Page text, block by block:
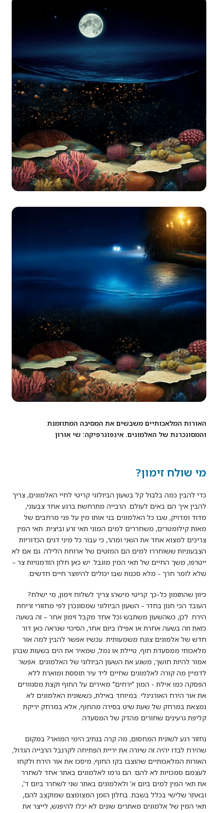
האורות המלאכותיים משבשים את המסיבה המתוזמנת
והמסונכרנת של האלמוגים. אינפוגרפיקה: שי אורון
מי שולח זימון?
כדי להבין כמה בלבול קל בשעון הביולוגי קריטי לחיי האלמוגים, צריך
להבין איך הם באים לעולם. הרבייה מתרחשת ברגע אחד צבעוני,
מדוד ומדויק, שבו כל האלמוגים בני אותו מין על פני מרחבים של
מאות קילומטרים, משחררים למים המוני תאי זרע וביצית. תאי המין
צריכים למצוא אחד את השני ומהר, כי עבור כל מיני דגים הכדוריות
הצבעוניות ששוחררו למים הם המזטים של ארוחת הלילה. גם אם לא
ייטרפו, משך החיים של תאי המין מוגבל. יש כאן חלון הזדמנויות צר –
שלא לומר חרך - מלא סכנות שבו יכולים להיווצר חיים חדשים.
כיוון שהתזמון כל-כך קריטי מישהו צריך לשלוח זימון, מי ישלח?
העובד הכי חנון בחדר - השעון הביולוגי שמסונכרן לפי מחזורי זריחת
הירח. לכן, כשהשעון משתבש וכל אחד מקבל זימון אחר – זה בשעה
כזאת וזה בשעה אחרת או אפילו ביום אחר, הסיכוי שנראה כאן דור
חדש של אלמוגים צונח משמעותית. עכשיו אפשר להבין למה אור
מלאכותי ממסעדת חוף, טיילת או נמל, שמאיר את הים בשעות שבהן
אמור להיות חושך, משגע את השעון הביולוגי של האלמוגים. אפשר
לדמיין מה קורה לאלמוגים שחיים ליד עיר תוססת ומוארת ללא
הפסקה כמו אילת - המון "ירחים" מאירים על החוף וקצת מסנוורים
את אור הירח האורגינלי. במיוחד באילת, כששונית האלמוגים לא
נמצאת במרחק של שעת שיט בסירה מהחוף, אלא במרחק יריקת
קליפת גרעינים שחורים מהדק של המסעדה.
נחזור רגע לשונית המחסום, מה קרה בנתיב הימי המואר? במקום
שהירח לבדו יהיה זה שיורה את יריית הפתיחה לקרנבל הרבייה הגדול,
האורות המלאכותיים שהוצבו בקו החוף, מיסכו את אור הירח ולקחו
לעצמם סמכויות לא להם: הם גרמו לאלמוגים באתר אחד לשחרר
את תאי המין למים ביום א' ולאלמוגים באתר שני לשחרר ביום ד',
ובאתר שלישי בכלל בשבת. בחלון הזמן המצומצם שמוקצב להם,
תאי המין של אלמוגים מאתרים שונים לא יכלו להיפגש, לייצר את